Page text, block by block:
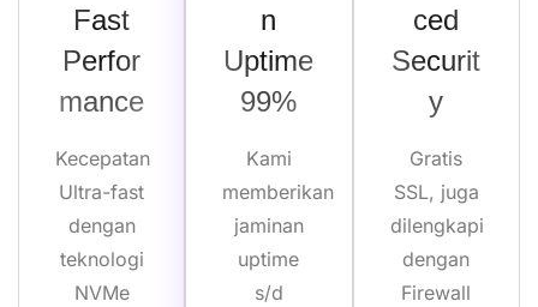
Fast
Perfor
mance
Kecepatan
Ultra-fast
dengan
teknologi
NVMe
n
Uptime
99%
Kami
memberikan
jaminan
uptime
s/d
ced
Securit
y
Gratis
SSL, juga
dilengkapi
dengan
Firewall